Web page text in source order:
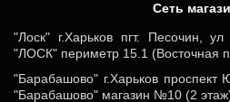
Cеть
"Лоск" г.Харьков пгт. Песочин,
"ЛОСК" периметр 15.1 (Восточная
"Барабашово" г.Харьков
"Барабашово" магазин №10 (2